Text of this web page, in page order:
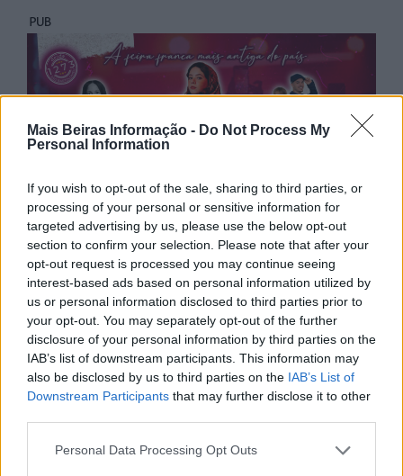
Mais Beiras Informação - Do Not Process My
Personal Information
If you wish to opt-out of the sale, sharing to third parties, or
processing of your personal or sensitive information for
targeted advertising by us, please use the below opt-out
section to confirm your selection. Please note that after your
opt-out request is processed you may continue seeing
interest-based ads based on personal information utilized by
us or personal information disclosed to third parties prior to
your opt-out. You may separately opt-out of the further
disclosure of your personal information by third parties on the
IAB’s list of downstream participants. This information may
also be disclosed by us to third parties on the IAB’s List of
Downstream Participants that may further disclose it to other
Personal Data Processing Opt Outs